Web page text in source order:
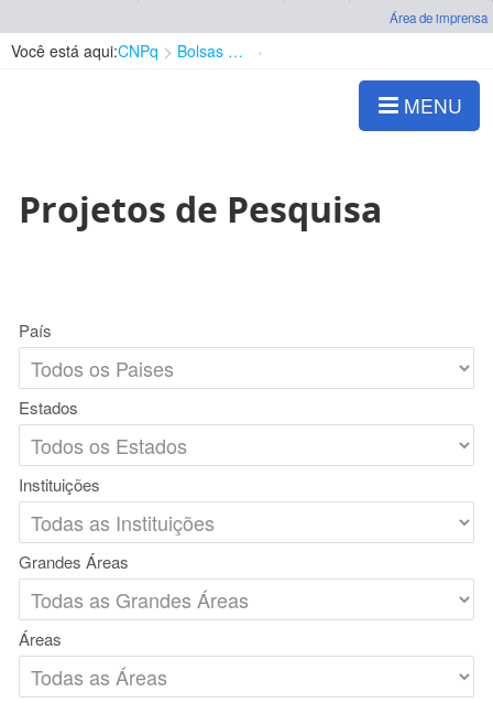
Área de imprensa
Você está aqui:CNPq Bolsas e Auxílios Vigentes
MENU
Projetos de Pesquisa
País
Estados
Instituições
Grandes Áreas
Áreas